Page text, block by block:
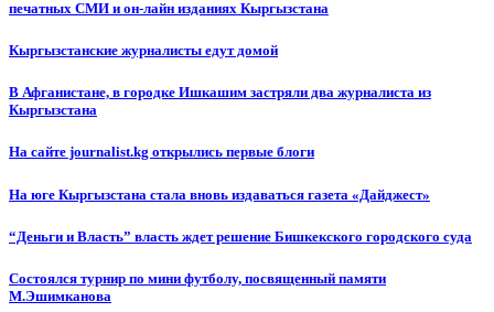
печатных СМИ и он-лайн изданиях Кыргызстана
Кыргызстанские журналисты едут домой
В Афганистане, в городке Ишкашим застряли два журналиста из
Кыргызстана
На сайте journalist.kg открылись первые блоги
На юге Кыргызстана стала вновь издаваться газета «Дайджест»
“Деньги и Власть” власть ждет решение Бишкекского городского суда
Состоялся турнир по мини футболу, посвященный памяти
М.Эшимканова